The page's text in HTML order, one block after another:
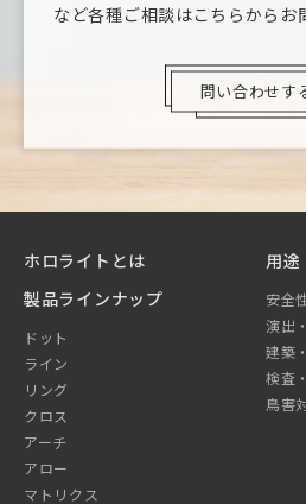
など各種ご相談はこちらからお
問い合わせす
ホロライトとは
製品ラインナップ
ドット
ライン
リング
クロス
アーチ
アロー
マトリクス
用途
安全
演出
建築
検査
鳥害